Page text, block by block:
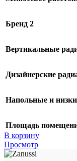
Бренд 2
Вертикальные
Дизайнерские
Напольные и
Площадь
В корзину
Просмотр